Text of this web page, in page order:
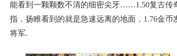
能看到一颗颗数不清的细密尖牙……1.50复古传
指，扬睢看到的就是急速远离的地面．1.76金
将军.